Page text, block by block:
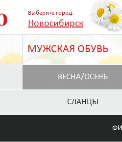
Выберите город:
Новосибирск
МУЖСКАЯ ОБУВЬ
ВЕСНА/ОСЕНЬ
СЛАНЦЫ